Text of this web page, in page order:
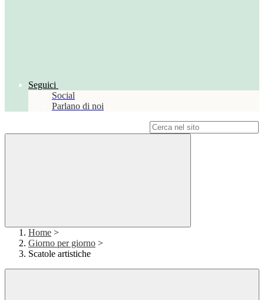
Seguici
Social
Parlano di noi
Home >
Giorno per giorno >
Scatole artistiche